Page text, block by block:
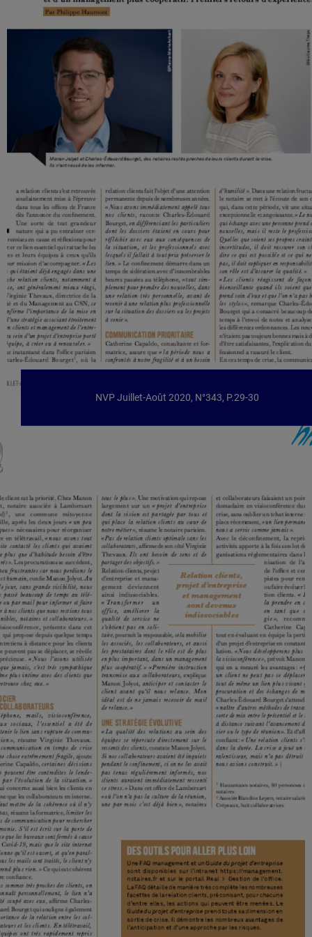
NVP Juillet-Août 2020, N°343, P.29-30